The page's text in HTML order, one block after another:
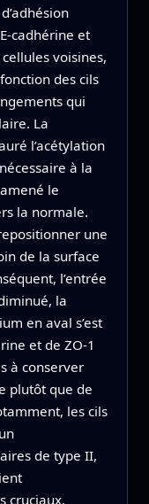
et
voisines,
des cils
qui
La
l’acétylation
à la
le
la normale.
une
de la surface
l’entrée
la
en aval s’est
et de ZO‑1
à conserver
plutôt que de
les cils
de type II,
cruciaux.